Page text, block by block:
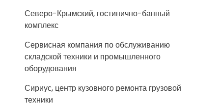
Северо-Крымский, гостинично-банный
комплекс
Сервисная компания по обслуживанию
складской техники и промышленного
оборудования
Сириус, центр кузовного ремонта грузовой
техники